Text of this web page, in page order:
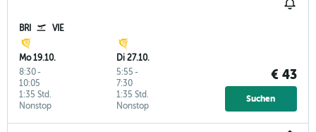
BRI VIE
Mo 19.10.
8:30-
10:05
Nonstop
1:35 Std.
Di 27.10.
5:55 -
7:30
Nonstop
1:35 Std.
€ 43
Suchen